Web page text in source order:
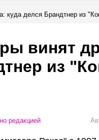
куда делся Брандтнер из
винят
из
редакцией